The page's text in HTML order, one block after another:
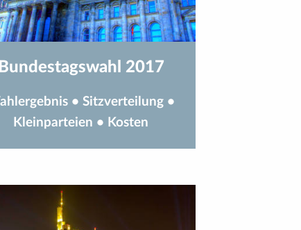
Bundestagswahl 2017
• Sitzverteilung •
Kleinparteien • Kosten